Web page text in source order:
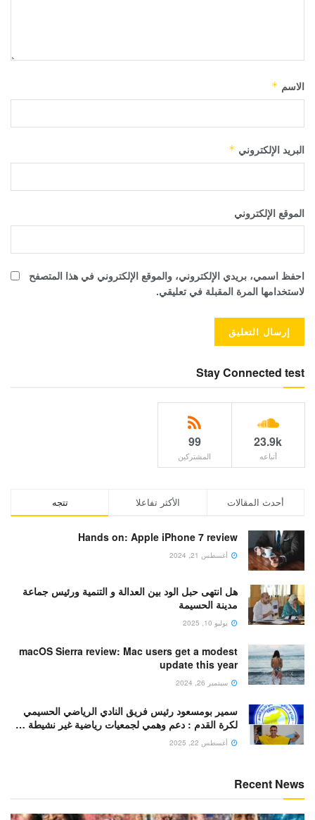
الاسم *
البريد الإلكتروني *
الموقع الإلكتروني
احفظ اسمي، بريدي الإلكتروني، والموقع الإلكتروني في هذا المتصفح
لاستخدامها المرة المقبلة في تعليقي.
Stay Connected test
23.9k
أتباعه
99
المشتركين
تتجه الأكثر تفاعلا أحدث المقالات
Hands on: Apple iPhone 7 review
أغسطس 21, 2024
هل انتهى حبل الود بين العدالة و التنمية ورئيس جماعة
مدينة الحسيمة
يوليو 10, 2025
macOS Sierra review: Mac users get a modest
update this year
سبتمبر 26, 2024
سمير بومسعود رئيس فريق النادي الرياضي الحسيمي
لكرة القدم : دعم وهمي لجمعيات رياضية غير نشيطة …
أغسطس 22, 2025
Recent News